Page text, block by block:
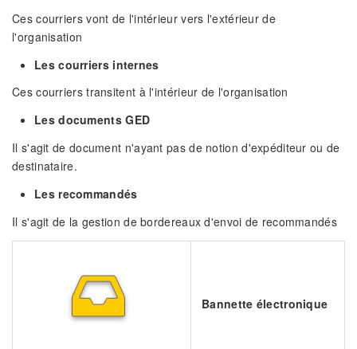
Ces courriers vont de l'intérieur vers l'extérieur de
l'organisation
Les courriers internes
Ces courriers transitent à l'intérieur de l'organisation
Les documents GED
Il s'agit de document n'ayant pas de notion d'expéditeur ou de
destinataire.
Les recommandés
Il s'agit de la gestion de bordereaux d'envoi de recommandés
Bannette électronique